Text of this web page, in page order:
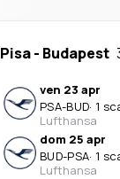
Pisa- Budapest
ven 23 apr
PSA-BUD· 1
Lufthansa
dom 25 apr
BUD-PSA· 1
Lufthansa